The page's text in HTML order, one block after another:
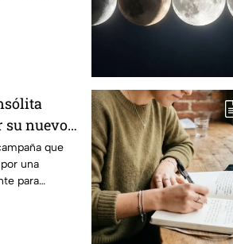
su nuevo
que
una
para
y por qué